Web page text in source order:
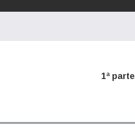
1ª parte